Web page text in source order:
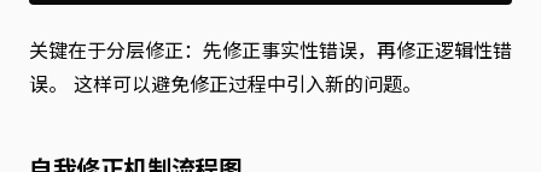
关键在于分层修正：先修正事实性错误，再修正逻辑性错
误。 这样可以避免修正过程中引入新的问题。